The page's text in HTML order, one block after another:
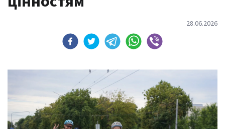
28.06.2026